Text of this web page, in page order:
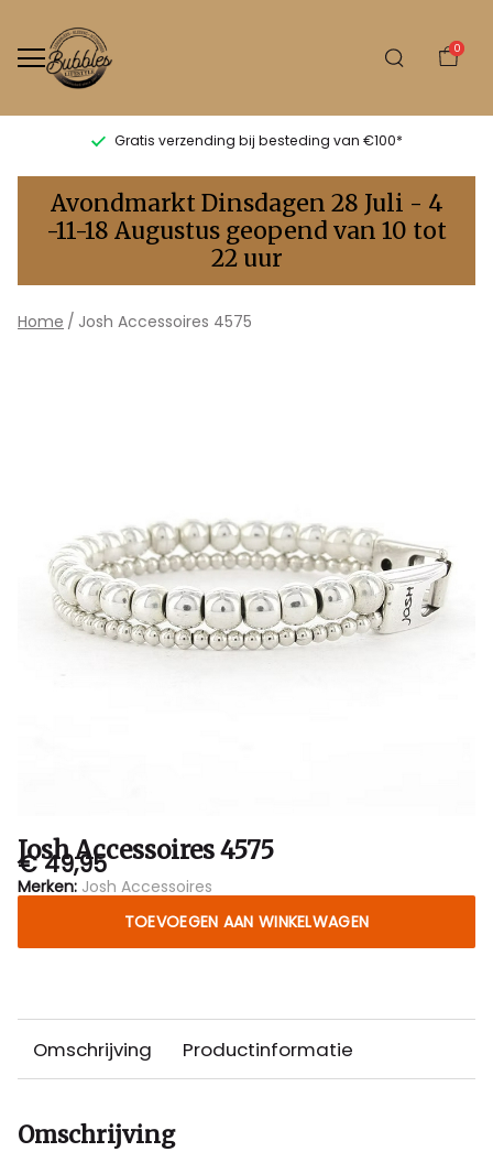
0
Gratis verzending bij besteding van €100*
Josh
Accessoires
4575
-
Avondmarkt Dinsdagen 28 Juli - 4
-11-18 Augustus geopend van 10 tot
22 uur
Home Josh Accessoires 4575
Josh Accessoires 4575
€ 49,95
Merken: Josh Accessoires
TOEVOEGEN AAN WINKELWAGEN
Omschrijving Productinformatie
Omschrijving